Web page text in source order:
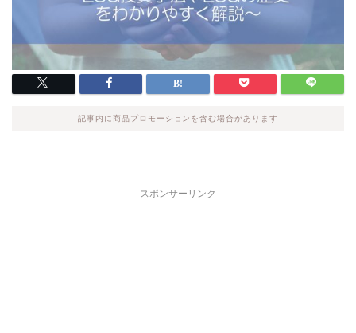
記事内に商品プロモーションを含む場合があります
スポンサーリンク